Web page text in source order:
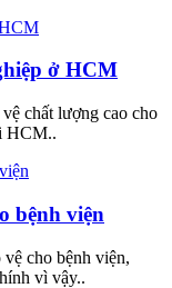
ở HCM
chất lượng cao cho
HCM..
bệnh viện
cho bệnh viện,
vì vậy..